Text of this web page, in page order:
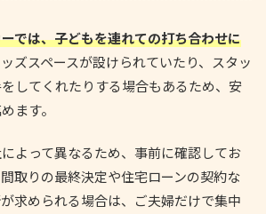
では、子どもを連れての打ち合わせに
ズスペースが設けられていたり、スタッ
してくれたりする場合もあるため、安
ます。
よって異なるため、事前に確認してお
取りの最終決定や住宅ローンの契約な
求められる場合は、ご夫婦だけで集中